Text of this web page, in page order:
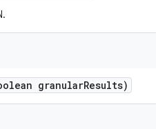
granularResults)